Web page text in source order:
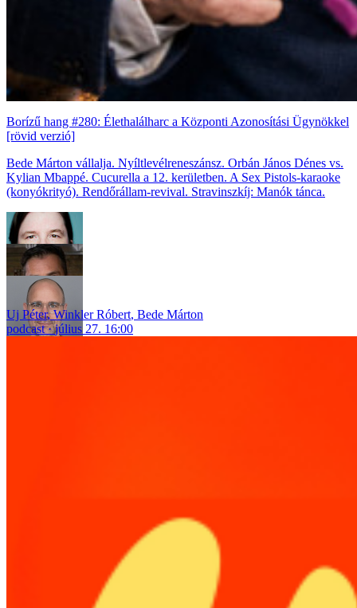
Borízű hang #280: Élethalálharc a Központi Azonosítási Ügynökkel
[rövid verzió]
Bede Márton vállalja. Nyíltlevélreneszánsz. Orbán János Dénes vs.
Kylian Mbappé. Cucurella a 12. kerületben. A Sex Pistols-karaoke
(konyókrityó). Rendőrállam-revival. Stravinszkíj: Manók tánca.
Uj Péter,Winkler Róbert, Bede Márton
podcast
július 27. 16:00